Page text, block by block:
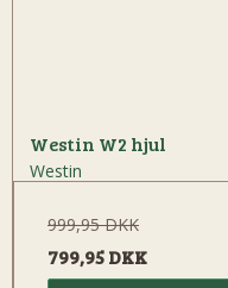
Westin W2 hjul
Westin
999,95 DKK
799,95 DKK